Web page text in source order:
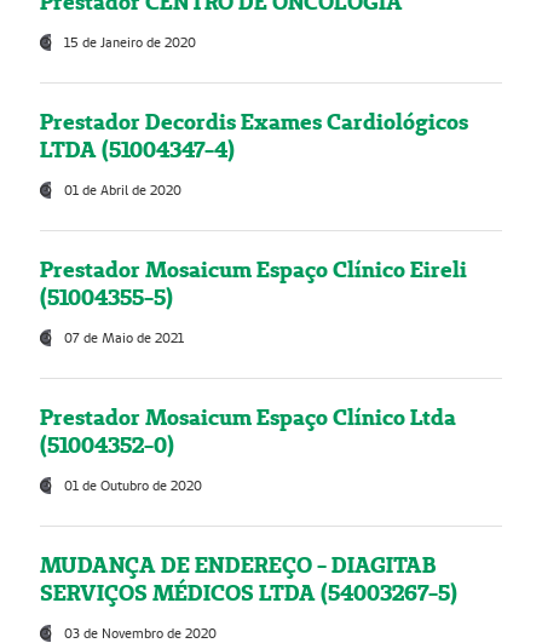
15 de Janeiro de 2020
Prestador Decordis Exames Cardiológicos
LTDA (51004347-4)
01 de Abril de 2020
Prestador Mosaicum Espaço Clínico Eireli
(51004355-5)
07 de Maio de 2021
Prestador Mosaicum Espaço Clínico Ltda
(51004352-0)
01 de Outubro de 2020
MUDANÇA DE ENDEREÇO - DIAGITAB
SERVIÇOS MÉDICOS LTDA (54003267-5)
03 de Novembro de 2020